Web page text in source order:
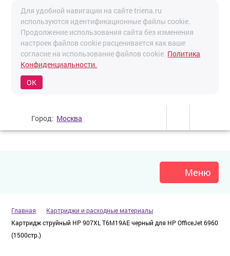
Для удобной навигации на сайте triena.ru
используются идентификационные файлы cookie.
Продолжение использования сайта без изменения
настроек файлов cookie расценивается как ваше
согласие на использование файлов cookie. Политика
Конфиденциальности.
OK
Город: Москва
Меню
Главная
Картриджи и расходные материалы
Картридж струйный HP 907XL T6M19AE черный для HP OfficeJet 6960
(1500стр.)